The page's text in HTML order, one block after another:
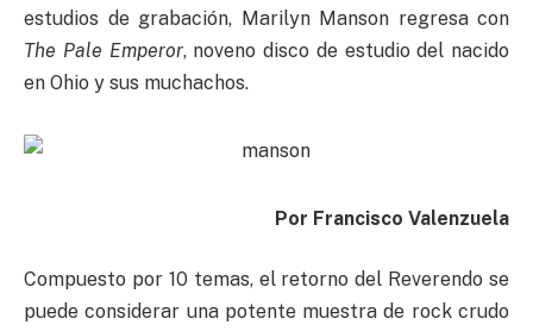
estudios de grabación, Marilyn Manson regresa con
The Pale Emperor, noveno disco de estudio del nacido
en Ohio y sus muchachos.
Por Francisco Valenzuela
Compuesto por 10 temas, el retorno del Reverendo se
puede considerar una potente muestra de rock crudo